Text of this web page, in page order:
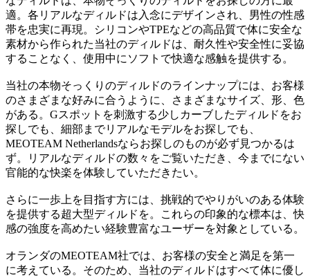
適。各リアルなディルドは入念にデザインされ、男性の性感
帯を忠実に再現。シリコンやTPEなどの高品質で体に安全な
素材から作られた当社のディルドは、耐久性や安全性に妥協
することなく、使用中にソフトで快適な感触を提供する。
当社の本物そっくりのディルドのラインナップには、お客様
のさまざまな好みに合うように、さまざまなサイズ、形、色
がある。Gスポットを刺激する少しカーブしたディルドをお
探しでも、細部までリアルなモデルをお探しでも、
MEOTEAM Netherlandsならお探しのものが必ず見つかるは
ず。リアルなディルドの数々をご覧いただき、今までにない
官能的な快楽を体験していただきたい。
さらに一歩上を目指す方には、挑戦的でやりがいのある体験
を提供する超大型ディルドを。これらの印象的な標本は、快
感の強度を高めたい経験豊富なユーザーを対象としている。
オランダのMEOTEAM社では、お客様の安全と満足を第一
に考えている。そのため、当社のディルドはすべて体に優し